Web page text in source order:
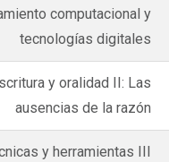
computacional y
tecnologías digitales
y oralidad II: Las
ausencias de la razón
y herramientas III